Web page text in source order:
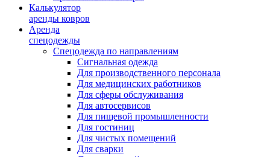
Калькулятор
аренды ковров
Аренда
спецодежды
Спецодежда по направлениям
Сигнальная одежда
Для производственного персонала
Для медицинских работников
Для сферы обслуживания
Для автосервисов
Для пищевой промышленности
Для гостиниц
Для чистых помещений
Для сварки